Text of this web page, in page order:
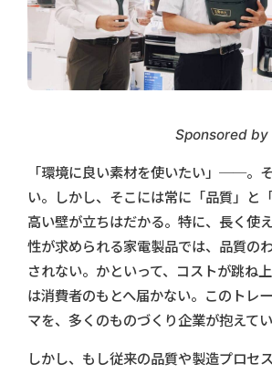
Sponsored by
「環境に良い素材を使いたい」──。
い。しかし、そこには常に「品質」と
高い壁が立ちはだかる。特に、長く使
性が求められる家電製品では、品質の
されない。かといって、コストが跳ね
は消費者のもとへ届かない。このトレ
マを、多くのものづくり企業が抱えてい
しかし、もし従来の品質や製造プロセ